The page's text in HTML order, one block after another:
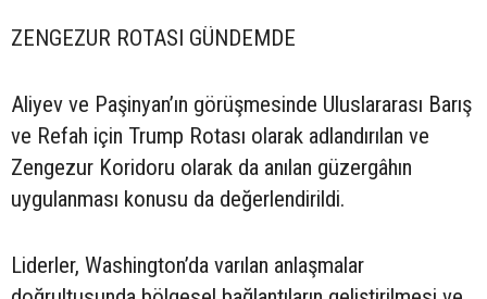
ZENGEZUR ROTASI GÜNDEMDE
Aliyev ve Paşinyan’ın görüşmesinde Uluslararası Barış
ve Refah için Trump Rotası olarak adlandırılan ve
Zengezur Koridoru olarak da anılan güzergâhın
uygulanması konusu da değerlendirildi.
Liderler, Washington’da varılan anlaşmalar